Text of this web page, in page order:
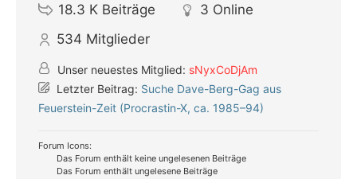
18.3 K Beiträge 3 Online
534 Mitglieder
Unser neuestes Mitglied: sNyxCoDjAm
Letzter Beitrag: Suche Dave-Berg-Gag aus
Feuerstein-Zeit (Procrastin-X, ca. 1985–94)
Forum Icons:
Das Forum enthält keine ungelesenen Beiträge
Das Forum enthält ungelesene Beiträge